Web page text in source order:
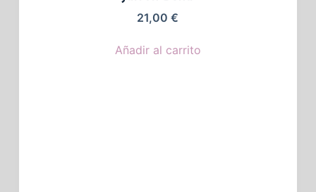
21,00€
Añadir al carrito